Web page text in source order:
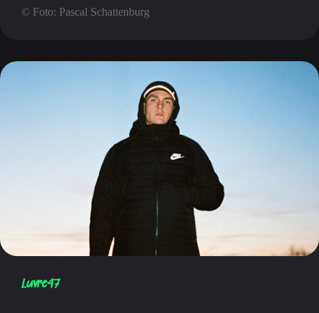
© Foto: Pascal Schattenburg
Luvre47